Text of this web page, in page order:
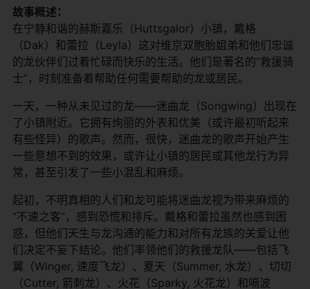
​故事概述：​
在宁静和谐的赫斯嘉乐（Huttsgalor）小镇，戴格
（Dak）和蕾拉（Leyla）这对维京双胞胎姐弟和他们忠诚
的龙伙伴们过着忙碌而快乐的生活。他们是著名的“救援骑
士”，时刻准备着帮助任何需要帮助的龙或居民。
一天，一种从未见过的龙——迷曲龙（Songwing）出现在
了小镇附近。它拥有绚丽的外表和优美（或许最初听起来
有些怪异）的歌声。然而，很快，迷曲龙的歌声开始产生
一些意想不到的效果，或许让小镇的居民或其他龙行为异
常，甚至引发了一些小混乱和麻烦。
起初，不明真相的人们和龙可能将迷曲龙视为带来麻烦的
“不速之客”，感到恐慌和排斥。戴格和蕾拉虽然也感到困
惑，但他们天生与龙沟通的能力和对所有龙族的关爱让他
们决定不妄下结论。他们率领他们的救援龙队——包括飞
翼（Winger, 速度飞龙）、夏天（Summer, 水龙）、切切
（Cutter, 箭刺龙）、火花（Sparky, 火花龙）和嗝波